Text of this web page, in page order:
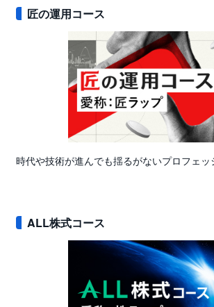
匠の運用コース
時代や技術が進んでも揺るがないプロフェ
ALL株式コース